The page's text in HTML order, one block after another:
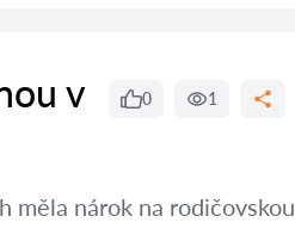
v 0 1
měla nárok na rodičovskou